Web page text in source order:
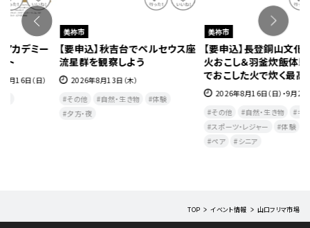
美祢市
【要申込】秋吉台でペルセウス座
流星群を観察しよう
2026年8月13日（木）
自然・生き物
体験
【要申込】長登銅山文化交流館で
火おこし＆羽釜炊飯体験～自分
でおこした火で炊く最高の一杯
2026年8月16日（日）・9月22日（祝・火）
自然・生き物
キッズ
スポーツ・レジャー
体験
子育て
シニア
TOP イベント情報 山口フリマ市場